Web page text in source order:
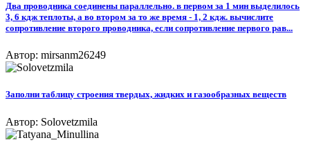
Два проводника соединены параллельно. в первом за 1 мин выделилось
3, 6 кдж теплоты, а во втором за то же время - 1, 2 кдж. вычислите
сопротивление второго проводника, если сопротивление первого рав...
Автор: mirsanm26249
Заполни таблицу строения твердых, жидких и газообразных веществ​
Автор: Solovetzmila